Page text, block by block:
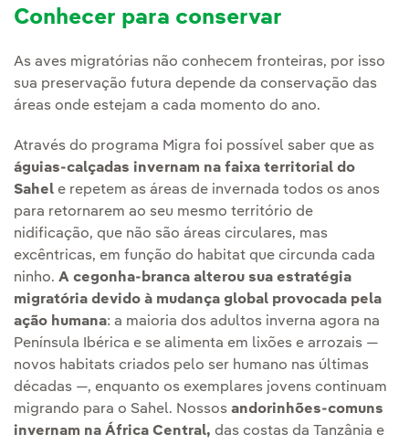
Conhecer para conservar
As aves migratórias não conhecem fronteiras, por isso
sua preservação futura depende da conservação das
áreas onde estejam a cada momento do ano.
Através do programa Migra foi possível saber que as
águias-calçadas invernam na faixa territorial do
Sahel e repetem as áreas de invernada todos os anos
para retornarem ao seu mesmo território de
nidificação, que não são áreas circulares, mas
excêntricas, em função do habitat que circunda cada
ninho. A cegonha-branca alterou sua estratégia
migratória devido à mudança global provocada pela
ação humana: a maioria dos adultos inverna agora na
Península Ibérica e se alimenta em lixões e arrozais —
novos habitats criados pelo ser humano nas últimas
décadas —, enquanto os exemplares jovens continuam
migrando para o Sahel. Nossos andorinhões-comuns
invernam na África Central, das costas da Tanzânia e